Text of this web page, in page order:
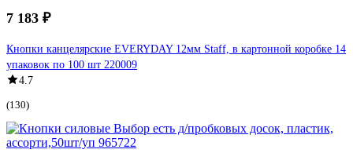
7 183 ₽
Кнопки канцелярские EVERYDAY 12мм Staff, в картонной коробке 14
упаковок по 100 шт 220009
4.7
(130)